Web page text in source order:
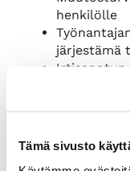
Tämä sivusto
henkilölle
järjestämä
Irtisanotun
Korvaus